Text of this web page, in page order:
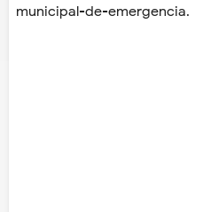
municipal-de-emergencia.